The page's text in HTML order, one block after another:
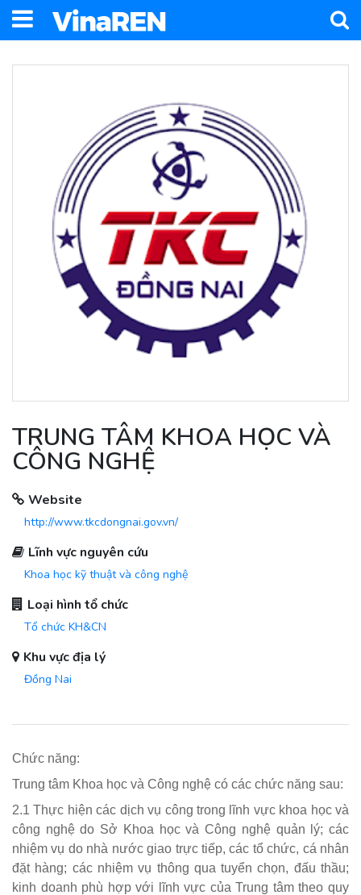
TRUNG TÂM KHOA HỌC VÀ
CÔNG NGHỆ
Website
http://www.tkcdongnai.gov.vn/
Lĩnh vực nguyên cứu
Khoa học kỹ thuật và công nghệ
Loại hình tổ chức
Tổ chức KH&CN
Khu vực địa lý
Đồng Nai
Chức năng:
Trung tâm Khoa học và Công nghệ có các chức năng sau:
2.1 Thực hiện các dịch vụ công trong lĩnh vực khoa học và
công nghệ do Sở Khoa học và Công nghệ quản lý; các
nhiệm vụ do nhà nước giao trực tiếp, các tổ chức, cá nhân
đặt hàng; các nhiệm vụ thông qua tuyển chọn, đấu thầu;
kinh doanh phù hợp với lĩnh vực của Trung tâm theo quy